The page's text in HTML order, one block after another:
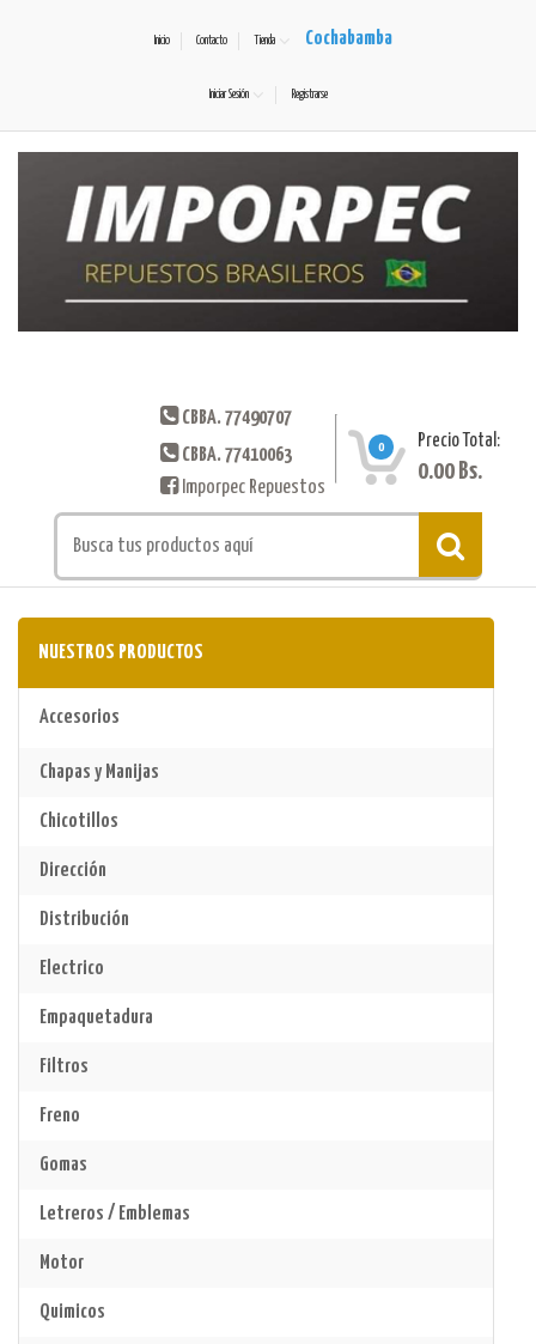
Inicio Contacto Tienda Cochabamba
Iniciar Sesión Registrarse
CBBA. 77490707
CBBA. 77410063
Imporpec Repuestos
0 Precio Total:
0.00 Bs.
NUESTROS PRODUCTOS
Accesorios
Chapas y Manijas
Chicotillos
Dirección
Distribución
Electrico
Empaquetadura
Filtros
Freno
Gomas
Letreros / Emblemas
Motor
Quimicos